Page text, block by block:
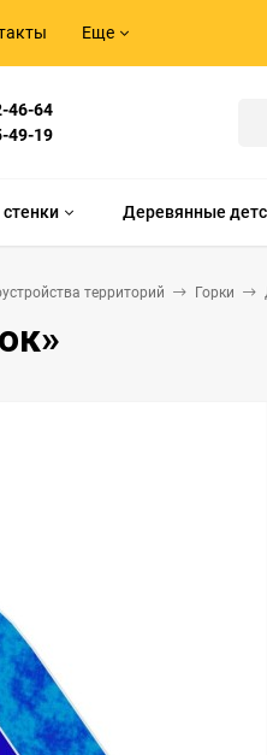
Еще
46-64
49-19
стенки Деревянные
территорий Горки